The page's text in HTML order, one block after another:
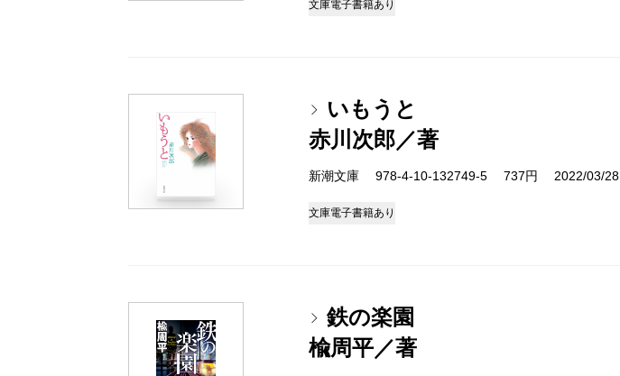
文庫電子書籍あり
いもうと
赤川次郎／著
新潮文庫 978-4-10-132749-5 737円 2022/03/28
文庫電子書籍あり
鉄の楽園
楡周平／著